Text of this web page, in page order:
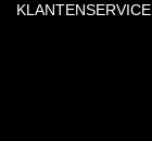
KLANTENSERVICE